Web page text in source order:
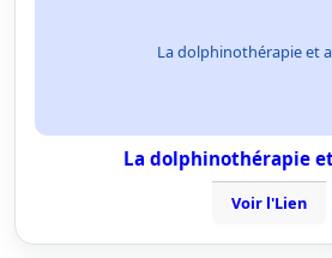
La dolphinothérapie et
La dolphinothérapie
Voir l'Lien